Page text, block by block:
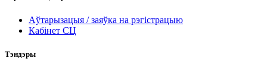
Аўтарызацыя / заяўка на рэгістрацыю
Кабінет СЦ
Тэндэры